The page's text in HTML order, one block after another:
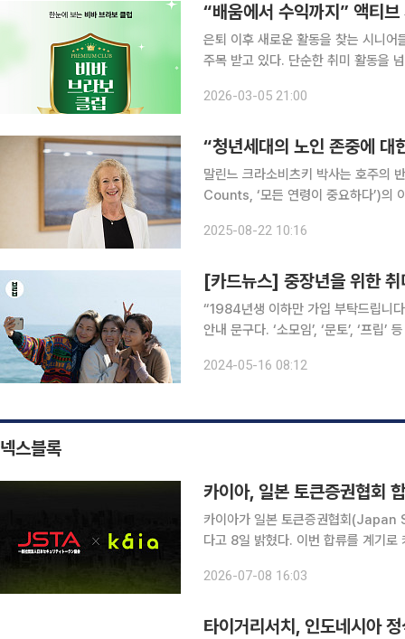
“배움에서 수익까지” 액티
은퇴 이후 새로운 활동을 찾는 시니어
주목 받고 있다. 단순한 취미 활동을
바 브라보 클럽’을 새롭게 선보인다.
2026-03-05 21:00
“청년세대의 노인 존중에 대
말린느 크라소비츠키 박사는 호주의
Counts, ‘모든 연령이 중요하다’)의
뷰에서 연령주의(ageism)를 “우리
2025-08-22 10:16
[카드뉴스] 중장년을 위한
“1984년생 이하만 가입 부탁드립니다.” 취미 모임 플랫폼에서 심심찮게 볼 수 있는 가입 나
안내 문구다. ‘소모임’, ‘문토’, ‘프립
5060
2024-05-16 08:12
넥스블록
카이아, 일본 토큰증권협회
카이아가 일본 토큰증권협회
다고 8일 밝혔다. 이번 합류를 계기로 카이아는 일본 현지 기관과의 협력을 확대하고 실물연계자산
이 참여하는 업계 협회다. 미쓰이부동
2026-07-08 16:03
타이거리서치, 인도네시아